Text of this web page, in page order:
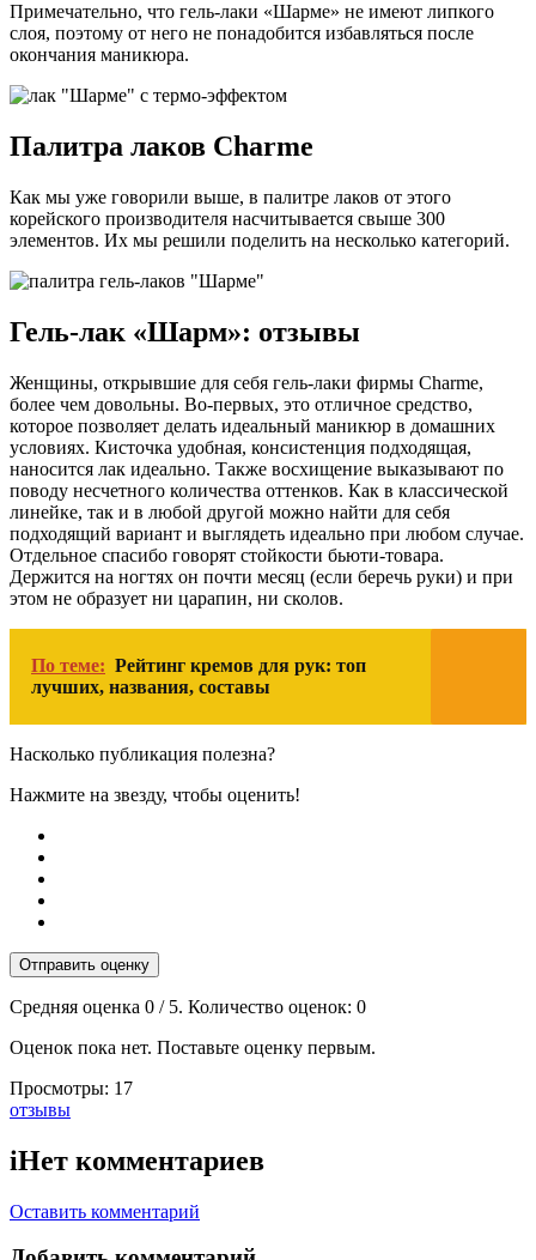
Примечательно, что гель-лаки «Шарме» не имеют липкого
слоя, поэтому от него не понадобится избавляться после
окончания маникюра.
Палитра лаков Charme
Как мы уже говорили выше, в палитре лаков от этого
корейского производителя насчитывается свыше 300
элементов. Их мы решили поделить на несколько категорий.
Гель-лак «Шарм»: отзывы
Женщины, открывшие для себя гель-лаки фирмы Charme,
более чем довольны. Во-первых, это отличное средство,
которое позволяет делать идеальный маникюр в домашних
условиях. Кисточка удобная, консистенция подходящая,
наносится лак идеально. Также восхищение выказывают по
поводу несчетного количества оттенков. Как в классической
линейке, так и в любой другой можно найти для себя
подходящий вариант и выглядеть идеально при любом случае.
Отдельное спасибо говорят стойкости бьюти-товара.
Держится на ногтях он почти месяц (если беречь руки) и при
этом не образует ни царапин, ни сколов.
По теме: Рейтинг кремов для рук: топ
лучших, названия, составы
Насколько публикация полезна?
Нажмите на звезду, чтобы оценить!
Отправить оценку
Средняя оценка 0 / 5. Количество оценок: 0
Оценок пока нет. Поставьте оценку первым.
Просмотры: 17
Тэги:
отзывы
iНет комментариев
Оставить комментарий